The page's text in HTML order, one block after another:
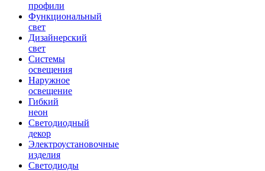
профили
Функциональный
свет
Дизайнерский
свет
Системы
освещения
Наружное
освещение
Гибкий
неон
Светодиодный
декор
Электроустановочные
изделия
Светодиоды